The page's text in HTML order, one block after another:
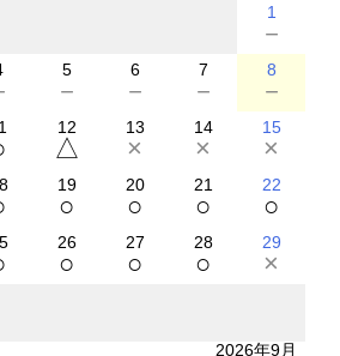
1
－
5
－
6
－
7
－
8
－
12
△
13
×
14
×
15
×
19
○
20
○
21
○
22
○
26
○
27
○
28
○
29
×
2026年9月